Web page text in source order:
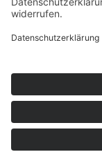
Carsten